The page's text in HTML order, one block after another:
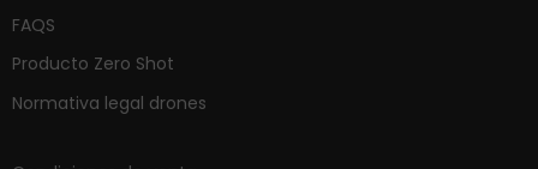
FAQS
Producto Zero Shot
Normativa legal drones